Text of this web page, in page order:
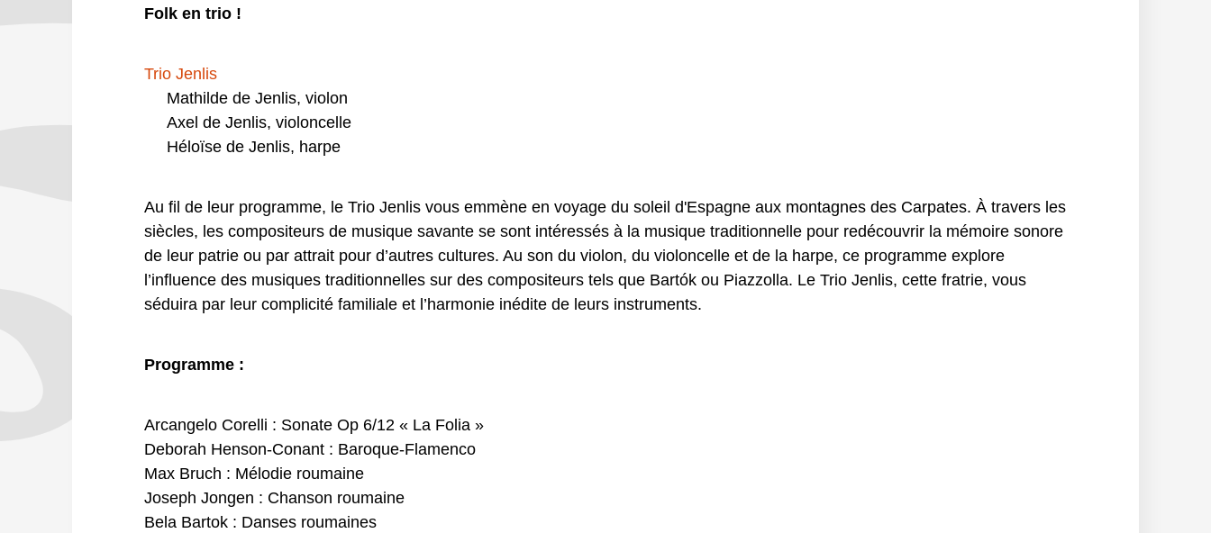
Folk en trio !
Trio Jenlis
Mathilde de Jenlis, violon
Axel de Jenlis, violoncelle
Héloïse de Jenlis, harpe
Au fil de leur programme, le Trio Jenlis vous emmène en voyage du soleil d'Espagne aux montagnes des Carpates. À travers les
siècles, les compositeurs de musique savante se sont intéressés à la musique traditionnelle pour redécouvrir la mémoire sonore
de leur patrie ou par attrait pour d’autres cultures. Au son du violon, du violoncelle et de la harpe, ce programme explore
l’influence des musiques traditionnelles sur des compositeurs tels que Bartók ou Piazzolla. Le Trio Jenlis, cette fratrie, vous
séduira par leur complicité familiale et l’harmonie inédite de leurs instruments.
Programme :
Arcangelo Corelli : Sonate Op 6/12 « La Folia »
Deborah Henson-Conant : Baroque-Flamenco
Max Bruch : Mélodie roumaine
Joseph Jongen : Chanson roumaine
Bela Bartok : Danses roumaines